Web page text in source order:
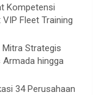
Kompetensi
Fleet Training
Strategis
hingga
34 Perusahaan